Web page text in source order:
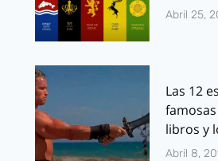
Abril 25,
Las 12
libros y
Abril 8,